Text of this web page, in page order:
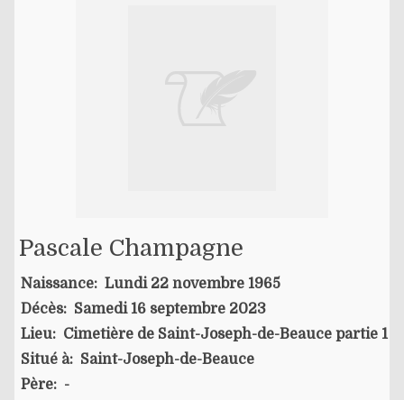
Pascale Champagne
Naissance: Lundi 22 novembre 1965
Décès: Samedi 16 septembre 2023
Lieu: Cimetière de Saint-Joseph-de-Beauce partie 1
Situé à: Saint-Joseph-de-Beauce
Père: -